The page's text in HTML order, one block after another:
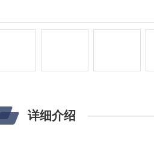
详细介绍